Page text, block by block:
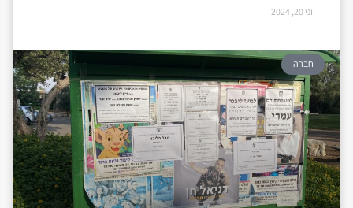
יוני 20, 2024
חברה